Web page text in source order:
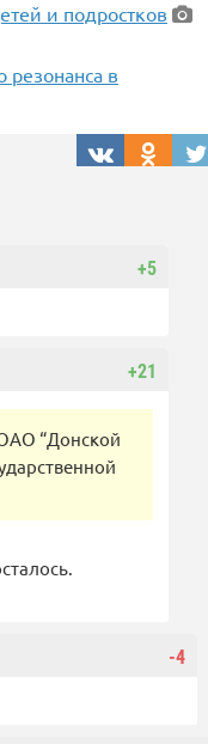
и подростков
резонанса в
+5
+21
“Донской
-4